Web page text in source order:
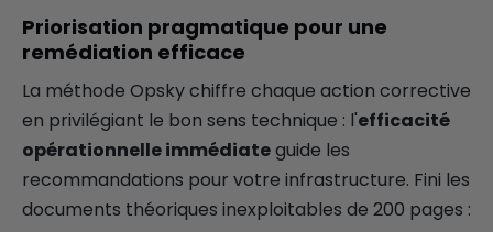
Priorisation pragmatique pour une
remédiation efficace
La méthode Opsky chiffre chaque action corrective
en privilégiant le bon sens technique : l'efficacité
opérationnelle immédiateguide les
recommandations pour votre infrastructure. Fini les
documents théoriques inexploitables de 200 pages :